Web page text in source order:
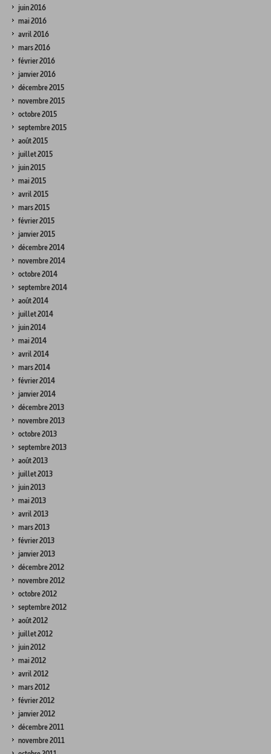
juin 2016
mai 2016
avril 2016
mars 2016
février 2016
janvier 2016
décembre 2015
novembre 2015
octobre 2015
septembre 2015
août 2015
juillet 2015
juin 2015
mai 2015
avril 2015
mars 2015
février 2015
janvier 2015
décembre 2014
novembre 2014
octobre 2014
septembre 2014
août 2014
juillet 2014
juin 2014
mai 2014
avril 2014
mars 2014
février 2014
janvier 2014
décembre 2013
novembre 2013
octobre 2013
septembre 2013
août 2013
juillet 2013
juin 2013
mai 2013
avril 2013
mars 2013
février 2013
janvier 2013
décembre 2012
novembre 2012
octobre 2012
septembre 2012
août 2012
juillet 2012
juin 2012
mai 2012
avril 2012
mars 2012
février 2012
janvier 2012
décembre 2011
novembre 2011